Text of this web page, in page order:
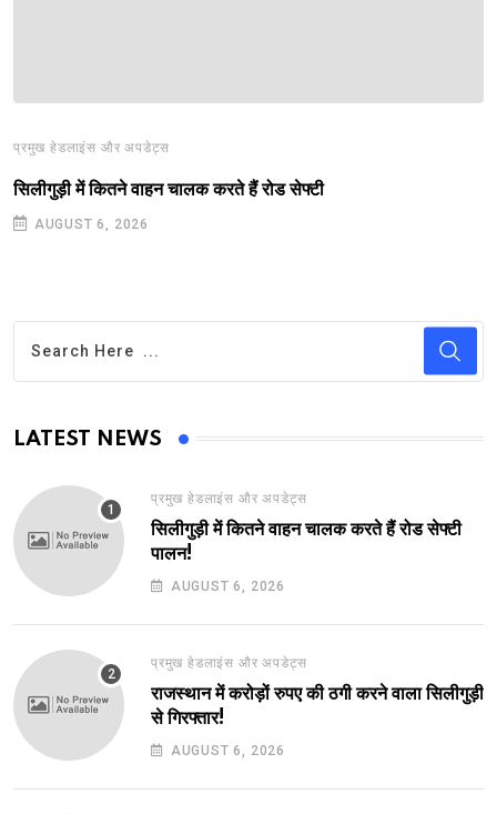
प्रमुख हेडलाइंस और अपडेट्स
सिलीगुड़ी में कितने वाहन चालक करते हैं रोड सेफ्टी
AUGUST 6, 2026
LATEST NEWS
प्रमुख हेडलाइंस और अपडेट्स
सिलीगुड़ी में कितने वाहन चालक करते हैं रोड सेफ्टी
पालन!
AUGUST 6, 2026
प्रमुख हेडलाइंस और अपडेट्स
राजस्थान में करोड़ों रुपए की ठगी करने वाला सिलीगुड़ी
से गिरफ्तार!
AUGUST 6, 2026